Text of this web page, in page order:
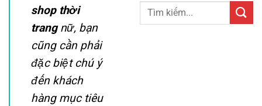
shop thời
trangnữ, bạn
cũng cần phải
đặc biệt chú ý
đến khách
hàng mục tiêu
Search